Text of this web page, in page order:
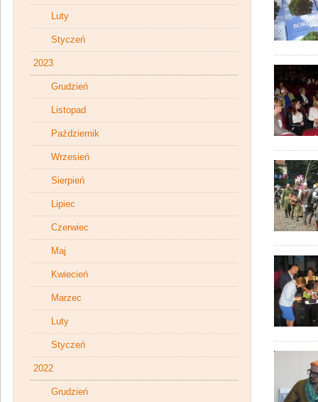
Luty
Styczeń
2023
Grudzień
Listopad
Październik
Wrzesień
Sierpień
Lipiec
Czerwiec
Maj
Kwiecień
Marzec
Luty
Styczeń
2022
Grudzień